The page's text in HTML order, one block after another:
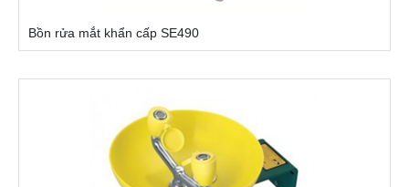
Bồn rửa mắt khẩn cấp SE490